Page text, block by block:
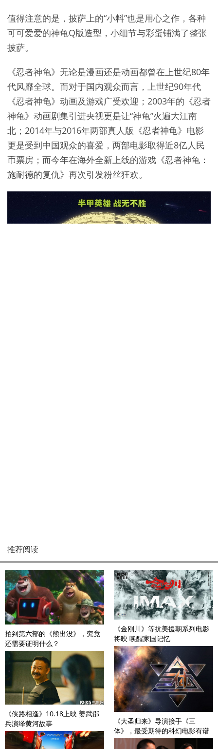
值得注意的是，披萨上的“小料”也是用心之作，各种
可可爱爱的神龟Q版造型，小细节与彩蛋铺满了整张
披萨。
《忍者神龟》无论是漫画还是动画都曾在上世纪80年
代风靡全球。而对于国内观众而言，上世纪90年代
《忍者神龟》动画及游戏广受欢迎；2003年的《忍者
神龟》动画剧集引进央视更是让“神龟”火遍大江南
北；2014年与2016年两部真人版《忍者神龟》电影
更是受到中国观众的喜爱，两部电影取得近8亿人民
币票房；而今年在海外全新上线的游戏《忍者神龟：
施耐德的复仇》再次引发粉丝狂欢。
推荐阅读
拍到第六部的《熊出没》，究竟
还需要证明什么？
《侠路相逢》10.18上映 姜武邵
兵演绎黄河故事
《金刚川》等抗美援朝系列电影
将映 唤醒家国记忆
《大圣归来》导演接手《三
体》，最受期待的科幻电影有谱
了？